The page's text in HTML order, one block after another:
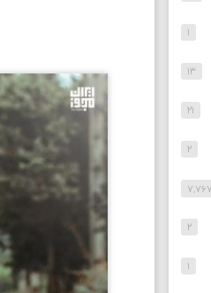
۱
۱۳
۲۱
۲
۷,۷۶۷
۲
۱